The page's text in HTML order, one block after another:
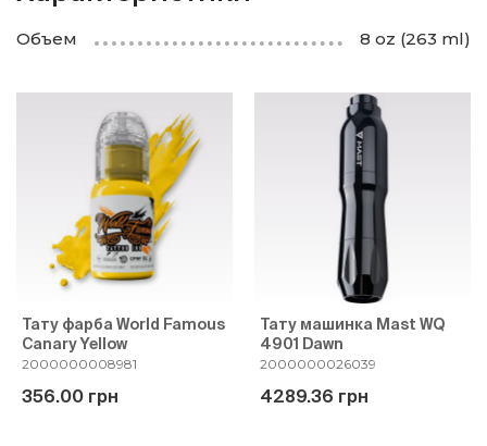
Объем 8 oz (263 ml)
Тату фарба World Famous
Canary Yellow
2000000008981
356.00 грн
Тату машинка Mast WQ
4901 Dawn
2000000026039
4289.36 грн